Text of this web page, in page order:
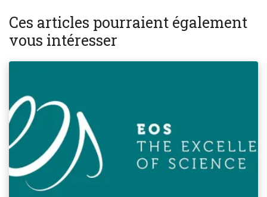
Ces articles pourraient également
vous intéresser